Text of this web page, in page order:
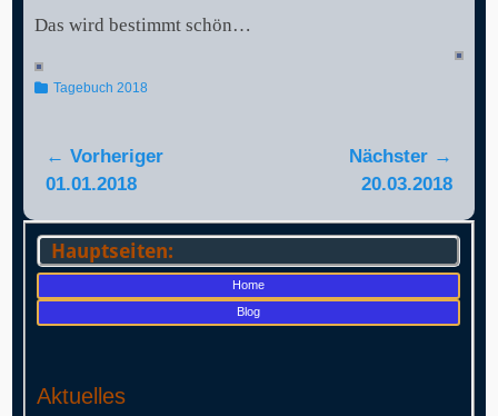
Das wird bestimmt schön…
Kategorien
Tagebuch 2018
Beitragsnavigation
← Vorheriger
Vorheriger
01.01.2018
Nächster →
20.03.2018
Hauptseiten:
Home
Blog
Aktuelles